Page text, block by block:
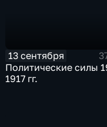
13 сентября
Политические силы
1917 гг.